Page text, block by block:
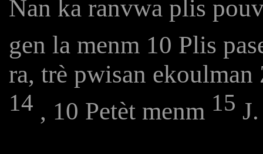
Nan ka ranvwa plis
gen la menm 10 Plis
ra, trè pwisan
14 , 10 Petèt menm 15 J.